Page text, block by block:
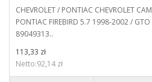
CHEVROLET / PONTIAC CHEVROLET
PONTIAC FIREBIRD 5.7 1998-2002 /
89049313..
113,33 zł
Netto:92,14 zł